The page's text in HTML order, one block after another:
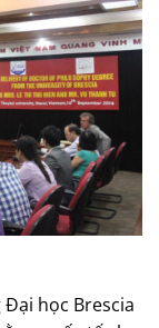
học Brescia